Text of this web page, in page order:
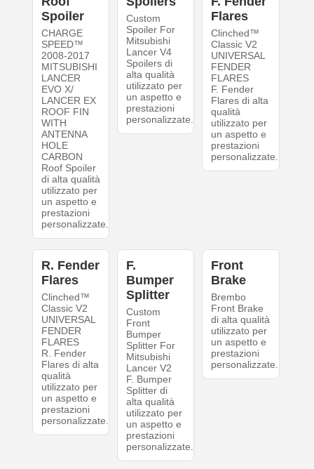
Spoiler
CHARGE
SPEED™
2008-2017
MITSUBISHI
LANCER
EVO X/
LANCER EX
ROOF FIN
WITH
ANTENNA
HOLE
CARBON
Roof Spoiler
di alta qualità
utilizzato per
un aspetto e
prestazioni
personalizzate.
Custom
Spoiler For
Mitsubishi
Lancer V4
Spoilers di
alta qualità
utilizzato per
un aspetto e
prestazioni
personalizzate.
Flares
Clinched™
Classic V2
UNIVERSAL
FENDER
FLARES
F. Fender
Flares di alta
qualità
utilizzato per
un aspetto e
prestazioni
personalizzate.
R. Fender
Flares
Clinched™
Classic V2
UNIVERSAL
FENDER
FLARES
R. Fender
Flares di alta
qualità
utilizzato per
un aspetto e
prestazioni
personalizzate.
F.
Bumper
Splitter
Custom
Front
Bumper
Splitter For
Mitsubishi
Lancer V2
F. Bumper
Splitter di
alta qualità
utilizzato per
un aspetto e
prestazioni
personalizzate.
Front
Brake
Brembo
Front Brake
di alta qualità
utilizzato per
un aspetto e
prestazioni
personalizzate.